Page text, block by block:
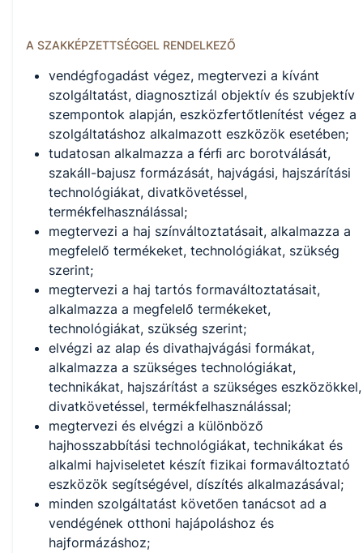
A SZAKKÉPZETTSÉGGEL RENDELKEZŐ
vendégfogadást végez, megtervezi a kívánt
szolgáltatást, diagnosztizál objektív és szubjektív
szempontok alapján, eszközfertőtlenítést végez a
szolgáltatáshoz alkalmazott eszközök esetében;
tudatosan alkalmazza a férﬁ arc borotválását,
szakáll-bajusz formázását, hajvágási, hajszárítási
technológiákat, divatkövetéssel,
termékfelhasználással;
megtervezi a haj színváltoztatásait, alkalmazza a
megfelelő termékeket, technológiákat, szükség
szerint;
megtervezi a haj tartós formaváltoztatásait,
alkalmazza a megfelelő termékeket,
technológiákat, szükség szerint;
elvégzi az alap és divathajvágási formákat,
alkalmazza a szükséges technológiákat,
technikákat, hajszárítást a szükséges eszközökkel,
divatkövetéssel, termékfelhasználással;
megtervezi és elvégzi a különböző
hajhosszabbítási technológiákat, technikákat és
alkalmi hajviseletet készít fizikai formaváltoztató
eszközök segítségével, díszítés alkalmazásával;
minden szolgáltatást követően tanácsot ad a
vendégének otthoni hajápoláshoz és
hajformázáshoz;